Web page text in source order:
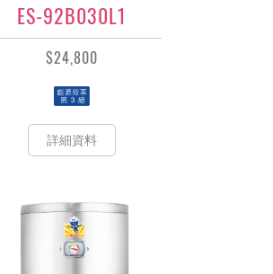
ES-92B030L1
$24,800
詳細資料